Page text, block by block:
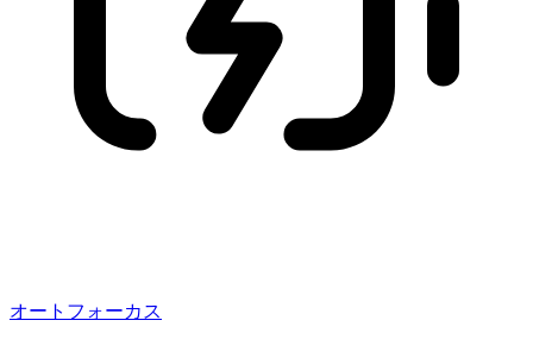
オートフォーカス